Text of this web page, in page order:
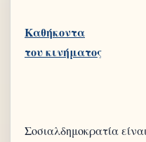
Καθήκοντα
Σοσιαλδημοκρατία